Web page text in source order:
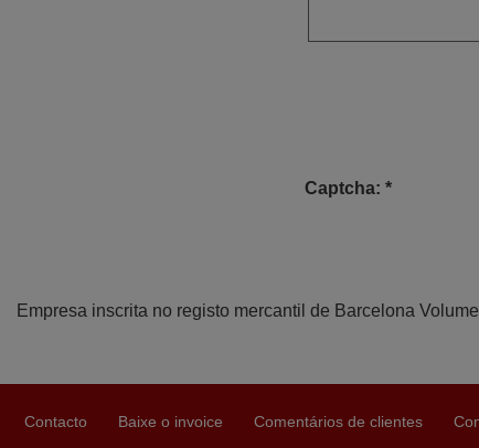
Captcha: *
Empresa inscrita no registo mercantil de Barcelona
Contacto Baixe o invoice Comentários de clientes